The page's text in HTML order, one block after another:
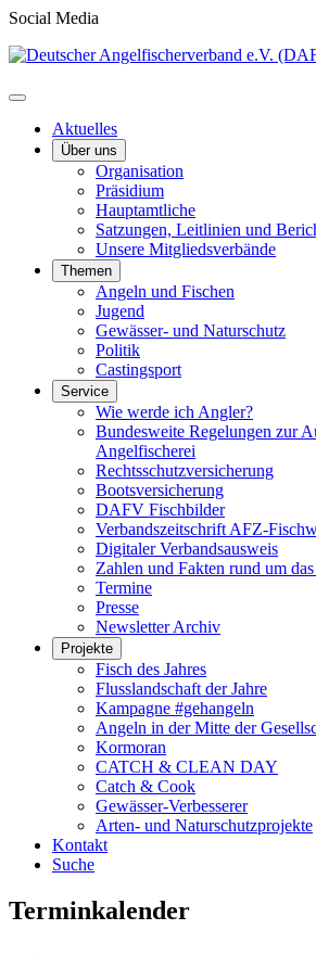
Social Media
Aktuelles
Über uns
Organisation
Präsidium
Hauptamtliche
Satzungen, Leitlinien und
Unsere Mitgliedsverbände
Themen
Angeln und Fischen
Jugend
Gewässer- und Naturschutz
Politik
Castingsport
Service
Wie werde ich Angler?
Bundesweite Regelungen zur
Angelfischerei
Rechtsschutzversicherung
Bootsversicherung
DAFV Fischbilder
Verbandszeitschrift AFZ-
Digitaler Verbandsausweis
Zahlen und Fakten rund um
Termine
Presse
Newsletter Archiv
Projekte
Fisch des Jahres
Flusslandschaft der Jahre
Kampagne #gehangeln
Angeln in der Mitte der
Kormoran
CATCH & CLEAN DAY
Catch & Cook
Gewässer-Verbesserer
Arten- und Naturschutzprojekte
Kontakt
Suche
Terminkalender